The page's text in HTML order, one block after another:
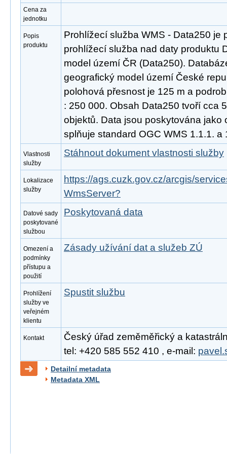
Cena za
jednotku
Popis
produktu
Prohlížecí služba WMS - Data250 je
prohlížecí služba nad daty produktu
model území ČR (Data250).
geografický model území České
polohová přesnost je 125 m a
: 250 000. Obsah Data250 tvoří cca
objektů. Data jsou poskytována jako
splňuje standard OGC WMS 1.1.1. a
Vlastnosti
služby
Stáhnout dokument vlastnosti služby
Lokalizace
služby
https://ags.cuzk.gov.cz/arcgis/
WmsServer?
Datové sady
poskytované
službou
Poskytovaná data
Omezení a
podmínky
přístupu a
použití
Zásady užívání dat a služeb ZÚ
Prohlížení
služby ve
veřejném
klientu
Spustit službu
Kontakt
Český úřad zeměměřický a
tel: +420 585 552 410 , e-mail:
Detailní metadata
Metadata XML